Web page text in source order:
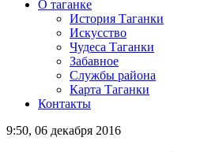
О таганке
История Таганки
Искусство
Чудеса Таганки
Забавное
Службы района
Карта Таганки
Контакты
9:50, 06 декабря 2016